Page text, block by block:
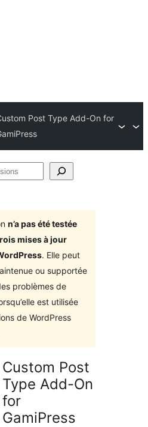
Post Type Add-On for
n’a pas été testée
mises à jour
. Elle peut
ou supportée
problèmes de
est utilisée
de WordPress
Custom Post
Type Add-On
for
GamiPress